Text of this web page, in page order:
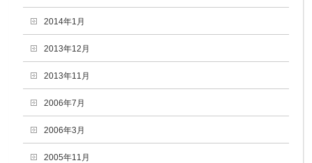
2014年1月
2013年12月
2013年11月
2006年7月
2006年3月
2005年11月